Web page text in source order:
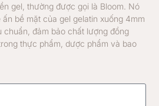
gel, thường được gọi là Bloom. Nó
bề mặt của gel gelatin xuống 4mm
chuẩn, đảm bảo chất lượng đồng
thực phẩm, dược phẩm và bao